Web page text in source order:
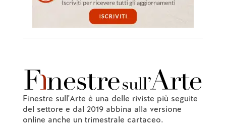
Finestre sull'Arte è una delle riviste più seguite
del settore e dal 2019 abbina alla versione
online anche un trimestrale cartaceo.